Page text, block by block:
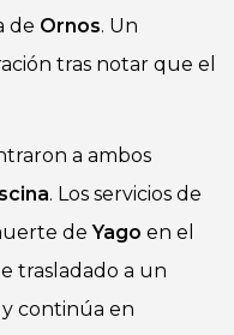
de Ornos. Un
tras notar que el
a ambos
. Los servicios de
deYago en el
trasladado a un
y continúa en